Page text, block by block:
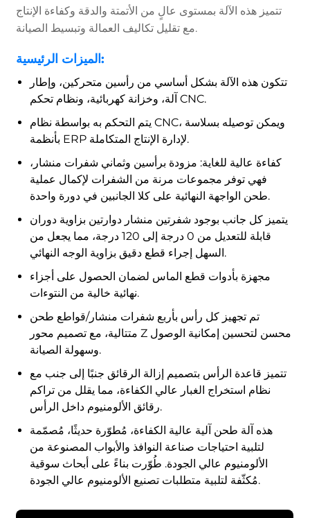
تتميز هذه الآلة بمستوى عالٍ من الأتمتة والدقة وكفاءة الإنتاج
مع تقليل تكاليف العمالة وتبسيط الصيانة.
الميزات الرئيسية:
تتكون هذه الآلة بشكل أساسي من رأسين متحركين، وإطار
آلة، وخزانة كهربائية، ونظام تحكم CNC.
يتم التحكم به بواسطة نظام CNC، ويمكن توصيله بسلاسة
بأنظمة ERP لإدارة الإنتاج المتكاملة.
كفاءة عالية للغاية: مزودة برأسين وثماني شفرات منشار،
فهي توفر مجموعات مرنة من الشفرات لإكمال عملية
طحن الواجهة النهائية على كلا الجانبين في دورة واحدة.
يتميز كل جانب بوجود شفرتين منشار دوارتين بزاوية دوران
قابلة للتعديل من 0 درجة إلى 120 درجة، مما يجعل من
السهل إجراء قطع دقيق بزاوية الوجه النهائي.
مجهزة بأدوات قطع الماس لضمان الحصول على أجزاء
نهائية خالية من النتوءات.
تم تجهيز كل رأس بأربع شفرات منشار/قواطع طحن
متتالية، مع تصميم محور Z محسن لتحسين إمكانية الوصول
وسهولة الصيانة.
تتميز قاعدة الرأس بتصميم إزالة الرقائق جنبًا إلى جنب مع
نظام استخراج الغبار عالي الكفاءة، مما يقلل من تراكم
رقائق الألومنيوم داخل الرأس.
هذه آلة طحن آلية عالية الكفاءة، مُطوّرة حديثًا، مُصمّمة
لتلبية احتياجات صناعة النوافذ والأبواب المصنوعة من
الألومنيوم عالي الجودة. طُوّرت بناءً على أبحاث سوقية
مُكثّفة لتلبية متطلبات تصنيع الألومنيوم عالي الجودة.